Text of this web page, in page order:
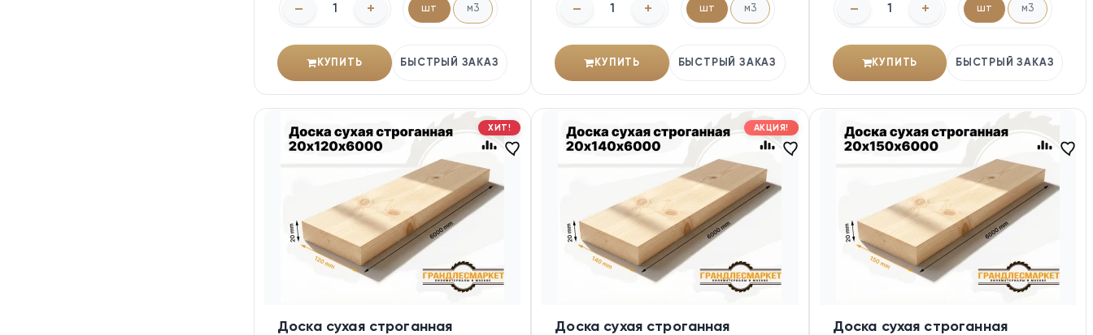
– + шт м3
КУПИТЬ БЫСТРЫЙ ЗАКАЗ
– + шт м3
КУПИТЬ БЫСТРЫЙ ЗАКАЗ
– + шт м3
КУПИТЬ БЫСТРЫЙ ЗАКАЗ
ХИТ!
Доска сухая строганная
АКЦИЯ!
Доска сухая строганная
Доска сухая строганная